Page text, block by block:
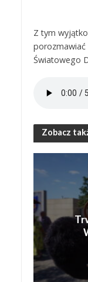
Z tym
porozmawiać
Światowego
Zobacz